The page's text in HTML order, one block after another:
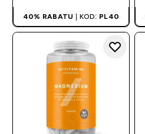
40% RABATU | KOD: PL40